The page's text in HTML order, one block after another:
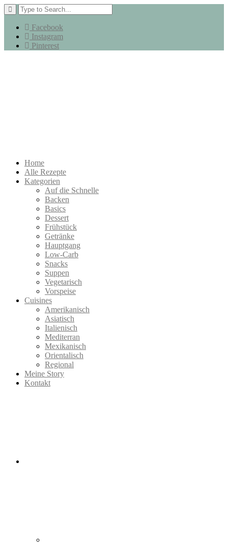
Facebook
Instagram
Pinterest
Home
Alle Rezepte
Kategorien
Auf die Schnelle
Backen
Basics
Dessert
Frühstück
Getränke
Hauptgang
Low-Carb
Snacks
Suppen
Vegetarisch
Vorspeise
Cuisines
Amerikanisch
Asiatisch
Italienisch
Mediterran
Mexikanisch
Orientalisch
Regional
Meine Story
Kontakt